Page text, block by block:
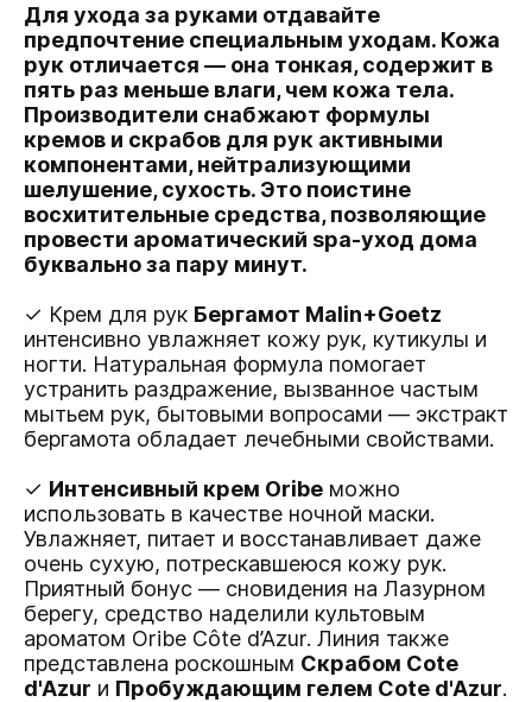
Для ухода за руками отдавайте
предпочтение специальным уходам. Кожа
рук отличается — она тонкая, содержит в
пять раз меньше влаги, чем кожа тела.
Производители снабжают формулы
кремов и скрабов для рук активными
компонентами, нейтрализующими
шелушение, сухость. Это поистине
восхитительные средства, позволяющие
провести ароматический spa-уход дома
буквально за пару минут.
✓ Крем для рук Бергамот Malin+Goetz
интенсивно увлажняет кожу рук, кутикулы и
ногти. Натуральная формула помогает
устранить раздражение, вызванное частым
мытьем рук, бытовыми вопросами — экстракт
бергамота обладает лечебными свойствами.
✓ Интенсивный крем Oribe можно
использовать в качестве ночной маски.
Увлажняет, питает и восстанавливает даже
очень сухую, потрескавшеюся кожу рук.
Приятный бонус — сновидения на Лазурном
берегу, средство наделили культовым
ароматом Oribe Côte d’Azur. Линия также
представлена роскошным Cкрабом Cote
d'Azur и Пробуждающим гелем Cote d'Azur.